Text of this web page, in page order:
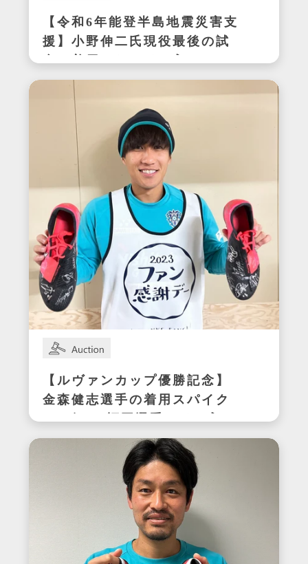
【令和6年能登半島地震災害支
援】小野伸二氏現役最後の試
合で着用したサイン入りスパ
イク
【ルヴァンカップ優勝記念】
金森健志選手の着用スパイク
(アビスパ福岡選手サイン入
り)